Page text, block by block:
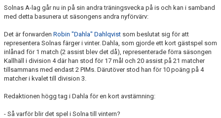
DOKUMENT
KONTAKT
Solnas A-lag går nu in på sin andra träningsvecka på is och kan i samband
med detta basunera ut säsongens andra nyförvärv:
Det är forwarden Robin "Dahla" Dahlqvist som beslutat sig för att
representera Solnas färger i vinter. Dahla, som gjorde ett kort gästspel som
inlånad för 1 match (2 assist blev det då), representerade förra säsongen
Kallhäll i division 4 där han stod för 17 mål och 20 assist på 21 matcher
tillsammans med endast 2 PIMs. Därutöver stod han för 10 poäng på 4
matcher i kvalet till division 3.
Redaktionen högg tag i Dahla för en kort avstämning:
- Så varför blir det spel i Solna till vintern?